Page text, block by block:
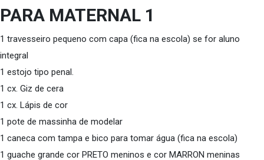
PARA MATERNAL 1
1 travesseiro pequeno com capa (fica na escola) se for aluno
integral
1 estojo tipo penal.
1 cx. Giz de cera
1 cx. Lápis de cor
1 pote de massinha de modelar
1 caneca com tampa e bico para tomar água (fica na escola)
1 guache grande cor PRETO meninos e cor MARRON meninas